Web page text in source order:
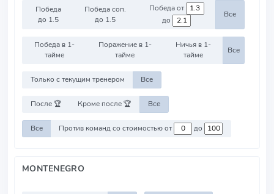
Победа
до 1.5
Победа соп.
до 1.5
Победа от
до
Все
Победа в 1-
тайме
Поражение в 1-
тайме
Ничья в 1-
тайме
Все
Только с текущим тренером Все
После 🏆 Кроме после 🏆 Все
Все Против команд со стоимостью от до
MONTENEGRO